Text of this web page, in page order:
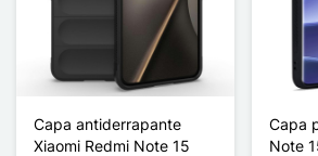
Capa antiderrapante
Xiaomi Redmi Note 15
Capa
Note